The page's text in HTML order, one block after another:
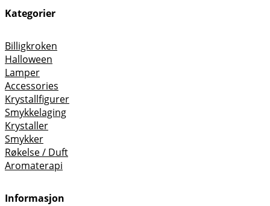
Kategorier
Billigkroken
Halloween
Lamper
Accessories
Krystallfigurer
Smykkelaging
Krystaller
Smykker
Røkelse / Duft
Aromaterapi
Informasjon